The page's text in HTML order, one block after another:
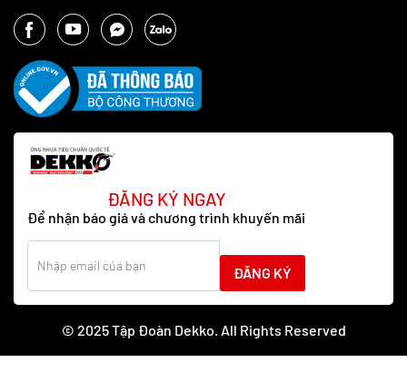
ĐĂNG KÝ NGAY
Để nhận báo giá và chương trình khuyến mãi
ĐĂNG KÝ
© 2025 Tập Đoàn Dekko. All Rights Reserved